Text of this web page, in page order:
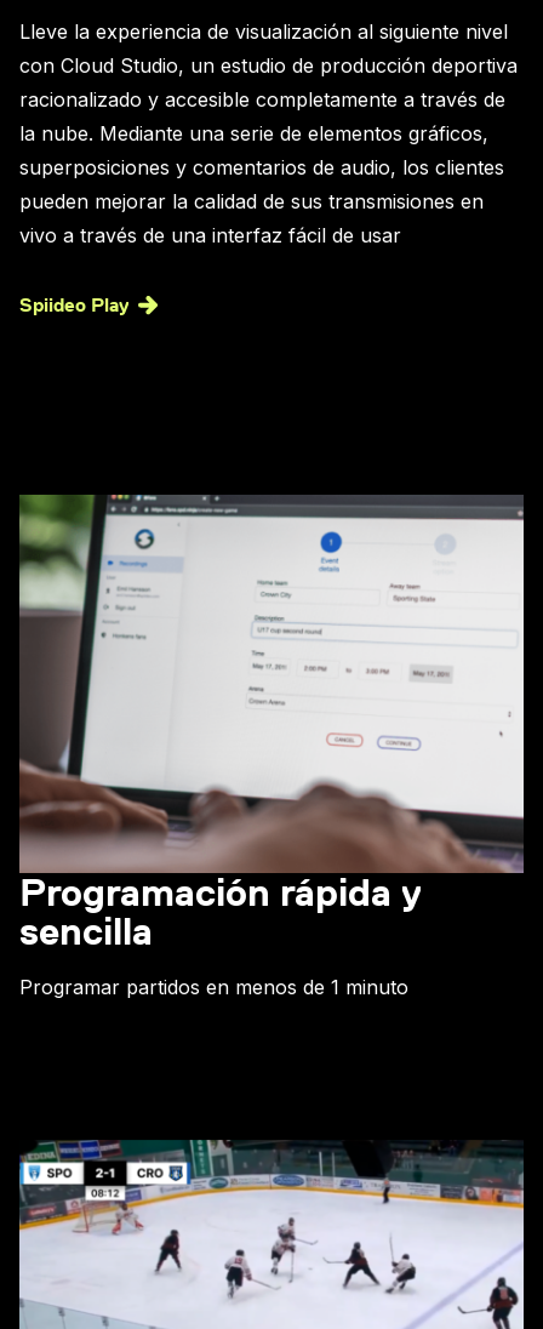
Lleve la experiencia de visualización al siguiente nivel
con Cloud Studio, un estudio de producción deportiva
racionalizado y accesible completamente a través de
la nube. Mediante una serie de elementos gráficos,
superposiciones y comentarios de audio, los clientes
pueden mejorar la calidad de sus transmisiones en
vivo a través de una interfaz fácil de usar
Spiideo Play
Programación rápida y
sencilla
Programar partidos en menos de 1 minuto